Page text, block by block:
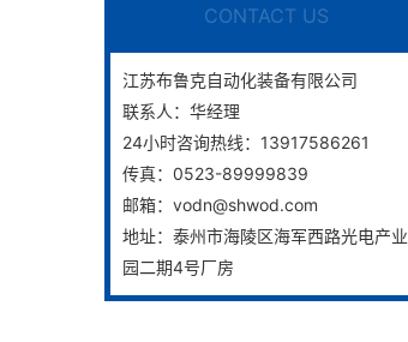
CONTACT US
江苏布鲁克自动化装备有限公司
联系人：华经理
24小时咨询热线：13917586261
传真：0523-89999839
邮箱：vodn@shwod.com
地址：泰州市海陵区海军西路光电产业
园二期4号厂房